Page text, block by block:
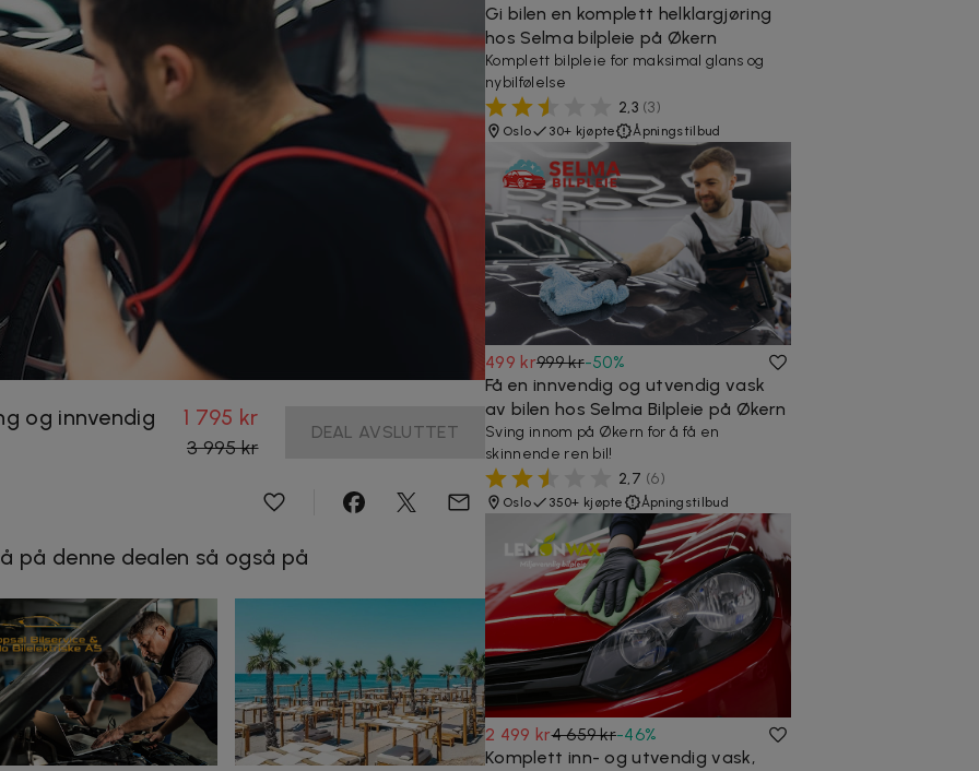
og innvendig
1 795 kr
3 995 kr
DEAL AVSLUTTET
på denne dealen så også på
Gi bilen en komplett helklargjøring
hos Selma bilpleie på Økern
Komplett bilpleie for maksimal glans og
nybilfølelse
2,3 (3)
Oslo 30+ kjøpte Åpningstilbud
499 kr999 kr-50%
Få en innvendig og utvendig vask
av bilen hos Selma Bilpleie på Økern
Sving innom på Økern for å få en
skinnende ren bil!
2,7 (6)
Oslo 350+ kjøpte Åpningstilbud
2 499 kr4 659 kr-46%
Komplett inn- og utvendig vask,